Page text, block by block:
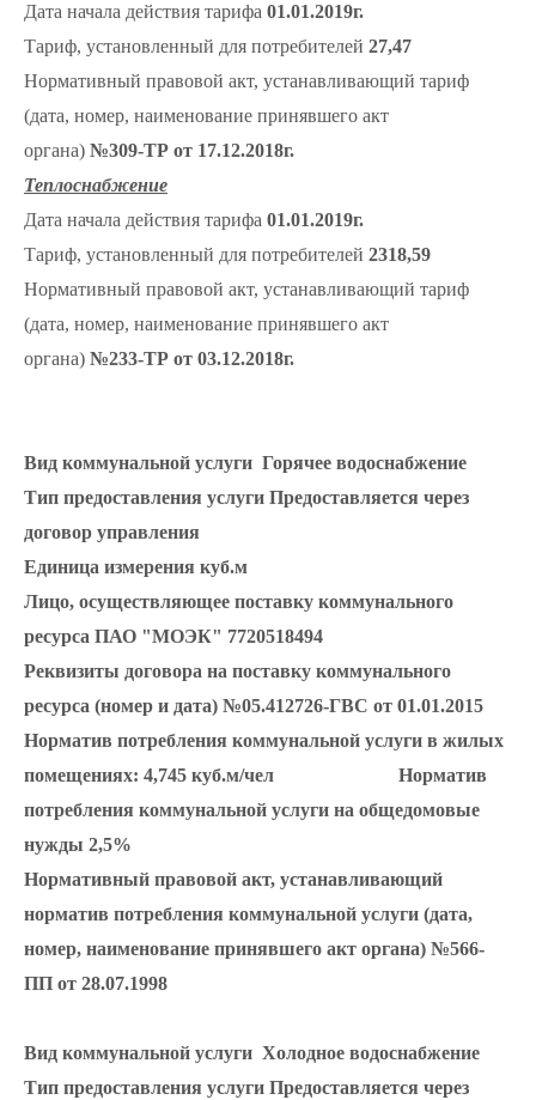
Дата начала действия тарифа 01.01.2019г.
Тариф, установленный для потребителей 27,47
Нормативный правовой акт, устанавливающий тариф
(дата, номер, наименование принявшего акт
органа) №309-ТР от 17.12.2018г.
Теплоснабжение
Дата начала действия тарифа 01.01.2019г.
Тариф, установленный для потребителей 2318,59
Нормативный правовой акт, устанавливающий тариф
(дата, номер, наименование принявшего акт
органа) №233-ТР от 03.12.2018г.
Вид коммунальной услуги Горячее водоснабжение
Тип предоставления услуги Предоставляется через
договор управления
Единица измерения куб.м
Лицо, осуществляющее поставку коммунального
ресурса ПАО "МОЭК" 7720518494
Реквизиты договора на поставку коммунального
ресурса (номер и дата) №05.412726-ГВС от 01.01.2015
Норматив потребления коммунальной услуги в жилых
помещениях: 4,745 куб.м/чел
Норматив
потребления коммунальной услуги на общедомовые
нужды 2,5%
Нормативный правовой акт, устанавливающий
норматив потребления коммунальной услуги (дата,
номер, наименование принявшего акт органа) №566-
ПП от 28.07.1998
Вид коммунальной услуги Холодное водоснабжение
Тип предоставления услуги Предоставляется через